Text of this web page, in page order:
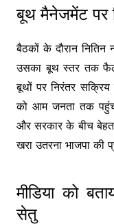
बूथ मैनेजमेंट पर
बैठकों के दौरान
उसका बूथ स्तर तक
बूथों पर निरंतर
को आम जनता तक
और सरकार के बीच
खरा उतरना भाजपा की
मीडिया को
सेतु